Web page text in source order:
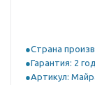
Страна
Гарантия: 2
Артикул: